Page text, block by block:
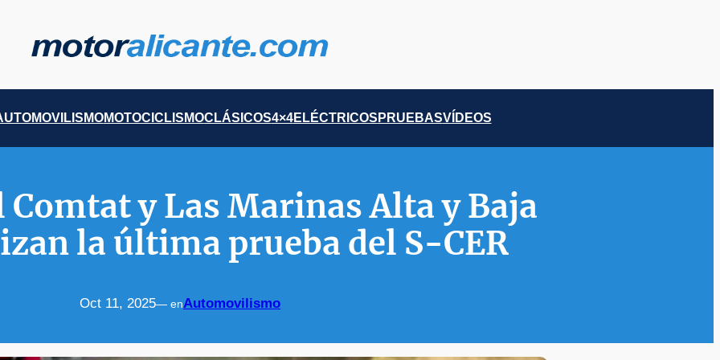
MOTOCICLISMOCLÁSICOS4×4ELÉCTRICOS PRUEBASVÍDEOS
Comtat y Las Marinas Alta y Baja
la última prueba del S-CER
Oct 11, 2025— enAutomovilismo